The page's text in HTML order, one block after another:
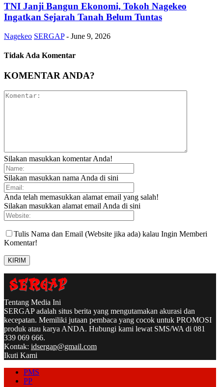
TNI Janji Bangun Ekonomi, Tokoh Nagekeo
Ingatkan Sejarah Tanah Belum Tuntas
Nagekeo SERGAP - June 9, 2026
Tidak Ada Komentar
KOMENTAR ANDA?
Silakan masukkan komentar Anda!
Silakan masukkan nama Anda di sini
Anda telah memasukkan alamat email yang salah!
Silakan masukkan alamat email Anda di sini
Tulis Nama dan Email (Website jika ada) kalau Ingin Memberi
Komentar!
Tentang Media Ini
SERGAP adalah situs berita yang mengutamakan akurasi dan
kecepatan. Memiliki jutaan pembaca yang cocok untuk PROMOSI
produk atau karya ANDA. Hubungi kami lewat SMS/WA di 081
339 069 666.
Kontak: idsergap@gmail.com
Ikuti Kami
PMS
PP